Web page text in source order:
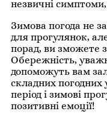
незвичні симптоми,
Зимова погода не
для прогулянок,
порад, ви зможете
Обережність,
допоможуть вам
складних
період і зимові
позитивні емоції!